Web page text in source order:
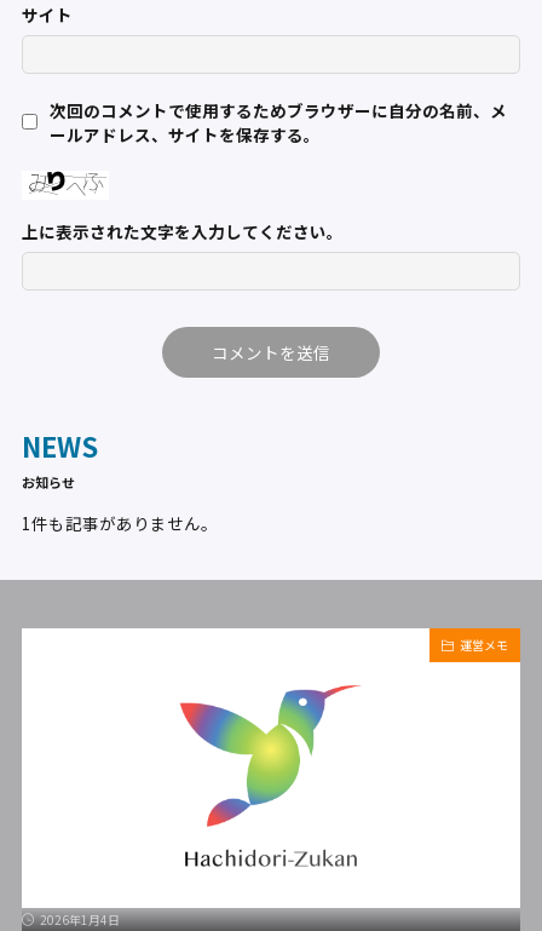
サイト
次回のコメントで使用するためブラウザーに自分の名前、メ
ールアドレス、サイトを保存する。
上に表示された文字を入力してください。
NEWS
お知らせ
1件も記事がありません。
運営メモ
2026年1月4日